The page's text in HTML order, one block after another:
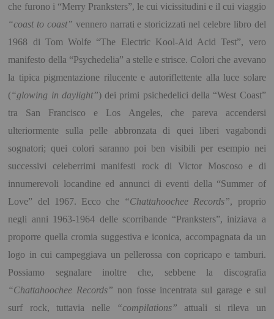
che furono i “Merry Pranksters”, le cui vicissitudini e il cui viaggio
“coast to coast” vennero narrati e storicizzati nel celebre libro del
1968 di Tom Wolfe “The Electric Kool-Aid Acid Test”, vero
manifesto della “Psychedelia” a stelle e strisce. Colori che avevano
la tipica pigmentazione rilucente e autoriflettente alla luce solare
(“glowing in daylight”) dei primi psichedelici della “West Coast”
tra San Francisco e Los Angeles, che pareva accendersi
ulteriormente sulla pelle abbronzata di quei liberi vagabondi
sognatori; quei colori saranno poi ben visibili per esempio nei
successivi celeberrimi manifesti rock di Victor Moscoso e di
innumerevoli locandine ed annunci di eventi della “Summer of
Love” del 1967. Ecco che “Chattahoochee Records”, proprio
negli anni 1963-1964 delle scorribande “Pranksters”, iniziava a
proporre quella cromia suggestiva e iconica, accompagnata da un
logo in cui campeggiava un pellerossa con copricapo e tamburi.
Possiamo segnalare inoltre che, sebbene la discografia
“Chattahoochee Records” non fosse incentrata sul garage e sul
surf rock, tuttavia nelle
“compilations” attuali si rileva un